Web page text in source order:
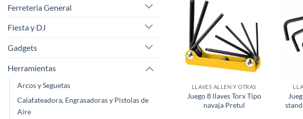
Ferreteria General
Fiesta y DJ
Gadgets
Herramientas
Arcos y Seguetas
Calafateadora, Engrasadoras y Pistolas de
Aire
LLAVES ALLEN Y OTRAS
Juego 8 llaves Torx Tipo
navaja Pretul